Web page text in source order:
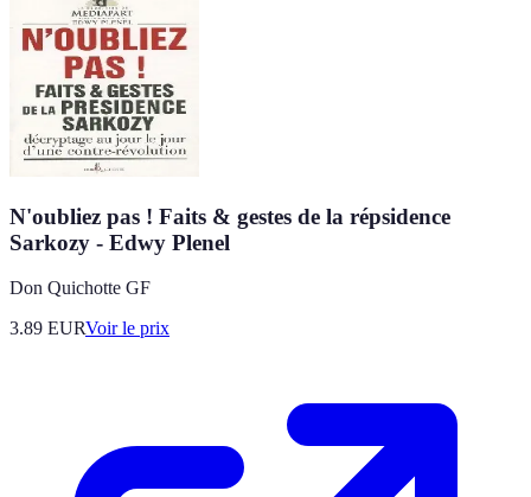
N'oubliez pas ! Faits & gestes de la répsidence
Sarkozy - Edwy Plenel
Don Quichotte GF
3.89 EURVoir le prix